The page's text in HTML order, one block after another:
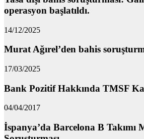
operasyon başlatıldı.
14/12/2025
Murat Ağırel’den bahis
17/03/2025
Bank Pozitif Hakkında TMSF
04/04/2017
İspanya’da Barcelona B Takımı